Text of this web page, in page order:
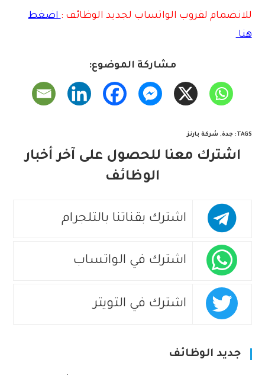
للانضمام لقروب الواتساب لجديد الوظائف : اضغط
هنا
مشاركة الموضوع:
TAGS
:جدة, شركة بارنز
اشترك معنا للحصول على آخر أخبار
الوظائف
اشترك بقناتنا بالتلجرام
اشترك في الواتساب
اشترك في التويتر
جديد الوظائف